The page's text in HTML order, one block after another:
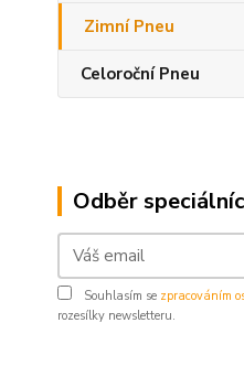
Zimní Pneu
Celoroční Pneu
Odběr
Souhlasím se zpracováním
rozesílky newsletteru.